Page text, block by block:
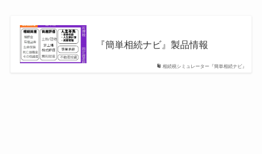
相続税シミュレーター『簡単相続ナビ』
『簡単相続ナビ』製品情報